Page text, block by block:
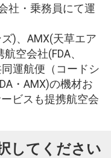
社・乗務員にて運
)、AMX(天草エア
空会社(FDA、
運航便（コードシ
・AMX)の機材お
ビスも提携航空会
してください